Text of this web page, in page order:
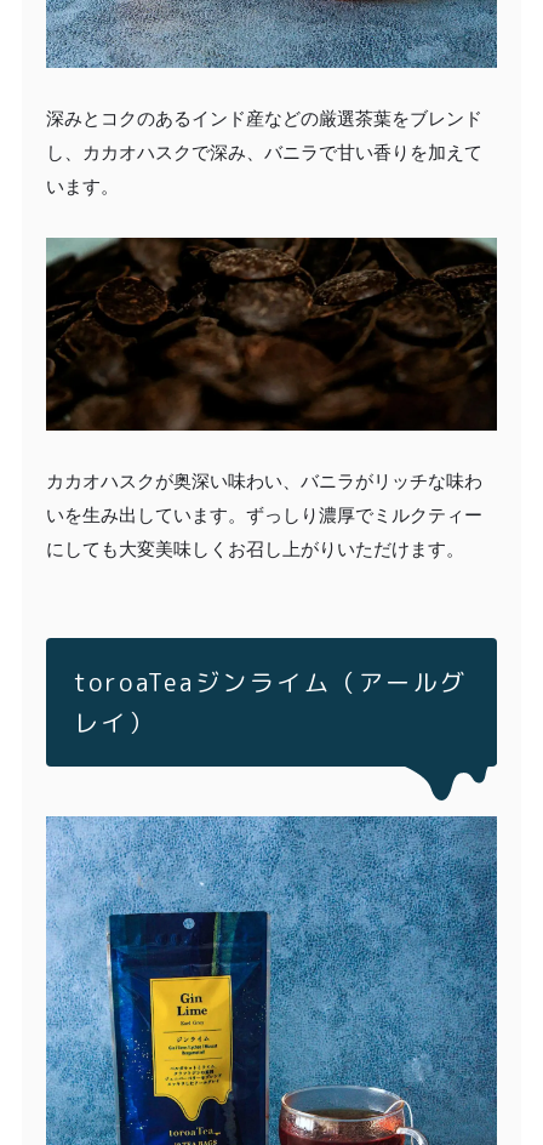
深みとコクのあるインド産などの厳選茶葉をブレンド
し、カカオハスクで深み、バニラで甘い香りを加えて
います。
カカオハスクが奥深い味わい、バニラがリッチな味わ
いを生み出しています。ずっしり濃厚でミルクティー
にしても大変美味しくお召し上がりいただけます。
toroaTeaジンライム（アールグ
レイ）